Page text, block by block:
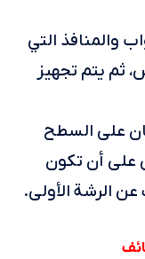
والمنافذ التي
ثم يتم تجهيز
على السطح
على أن تكون
عن الرشة الأولى.